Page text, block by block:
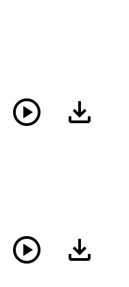
play_circle download
play_circle download